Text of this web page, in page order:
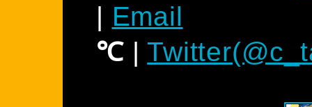
| Email
℃|